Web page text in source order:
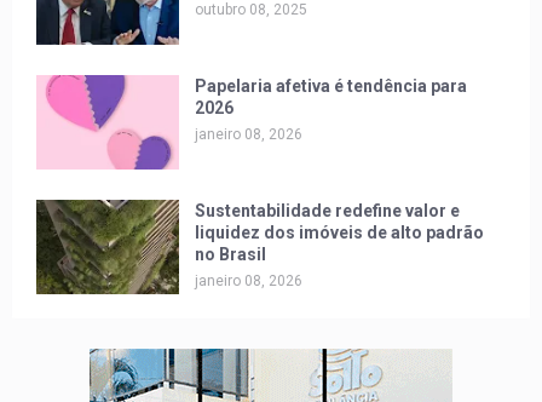
outubro 08, 2025
Papelaria afetiva é tendência para
2026
janeiro 08, 2026
Sustentabilidade redefine valor e
liquidez dos imóveis de alto padrão
no Brasil
janeiro 08, 2026